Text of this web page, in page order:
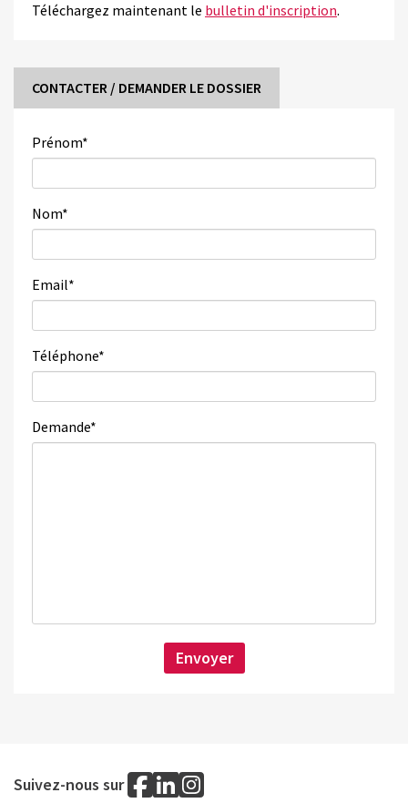
Téléchargez maintenant le bulletin d'inscription.
CONTACTER / DEMANDER LE DOSSIER
Prénom*
Nom*
Email*
Téléphone*
Demande*
Suivez-nous sur